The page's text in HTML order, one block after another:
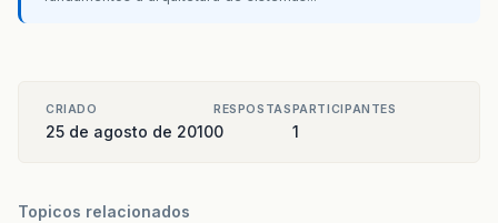
CRIADO
25 de agosto de 2010
RESPOSTAS
0
PARTICIPANTES
1
Topicos relacionados